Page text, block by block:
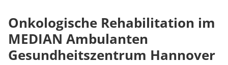
HTS & Cochlea
Long Covid
Über MEDIAN
Onkologische Rehabilitation im
MEDIAN Ambulanten
Gesundheitszentrum Hannover